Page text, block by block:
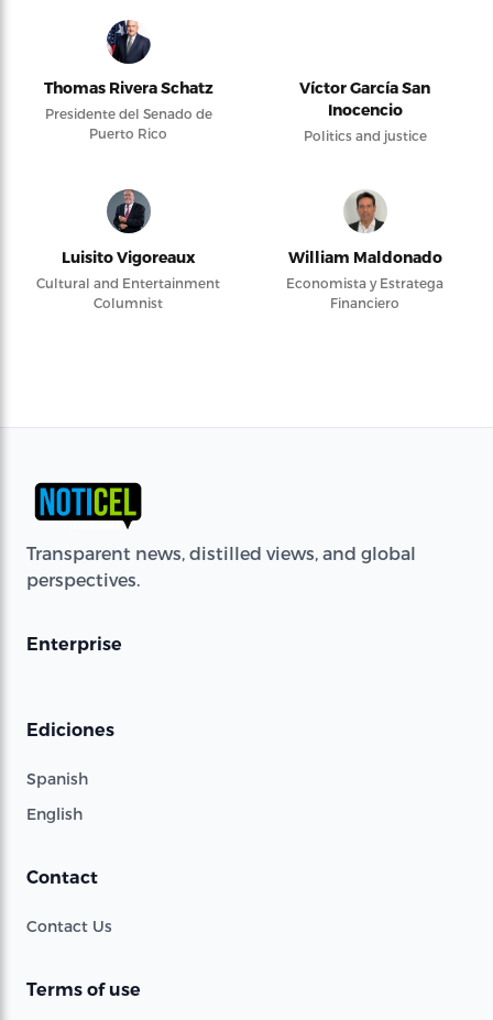
Thomas Rivera Schatz
Presidente del Senado de
Puerto Rico
Víctor García San
Inocencio
Politics and justice
Luisito Vigoreaux
Cultural and Entertainment
Columnist
William Maldonado
Economista y Estratega
Financiero
Transparent news, distilled views, and global
perspectives.
Enterprise
Ediciones
Spanish
English
Contact
Contact Us
Terms of use